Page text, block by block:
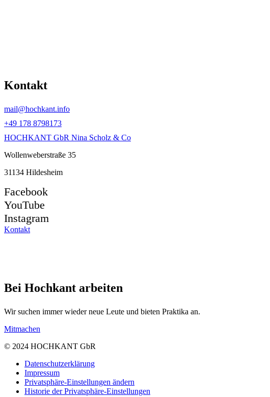
Kontakt
mail@hochkant.info
+49 178 8798173
HOCHKANT GbR Nina Scholz & Co
Wollenweberstraße 35
31134 Hildesheim
Facebook
YouTube
Instagram
Kontakt
Bei Hochkant arbeiten
Wir suchen immer wieder neue Leute und bieten Praktika an.
Mitmachen
© 2024 HOCHKANT GbR
Datenschutzerklärung
Impressum
Privatsphäre-Einstellungen ändern
Historie der Privatsphäre-Einstellungen